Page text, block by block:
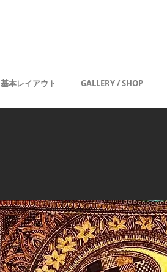
基本レイアウト GALLERY / SHOP